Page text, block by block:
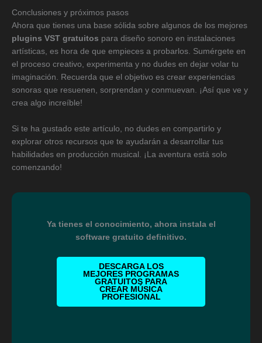
Conclusiones y próximos pasos
Ahora que tienes una base sólida sobre algunos de los mejores
plugins VST gratuitos para diseño sonoro en instalaciones
artísticas, es hora de que empieces a probarlos. Sumérgete en
el proceso creativo, experimenta y no dudes en dejar volar tu
imaginación. Recuerda que el objetivo es crear experiencias
sonoras que resuenen, sorprendan y conmuevan. ¡Así que ve y
crea algo increíble!
Si te ha gustado este artículo, no dudes en compartirlo y
explorar otros recursos que te ayudarán a desarrollar tus
habilidades en producción musical. ¡La aventura está solo
comenzando!
Ya tienes el conocimiento, ahora instala el
software gratuito definitivo.
DESCARGA LOS
MEJORES PROGRAMAS
GRATUITOS PARA
CREAR MÚSICA
PROFESIONAL